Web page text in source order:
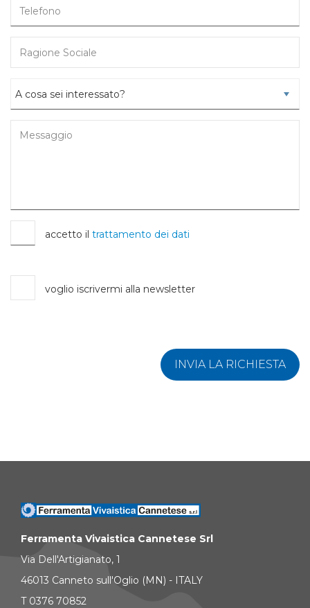
accetto il trattamento dei dati
voglio iscrivermi alla newsletter
INVIA LA RICHIESTA
Ferramenta Vivaistica Cannetese Srl
Via Dell'Artigianato, 1
46013 Canneto sull'Oglio (MN) - ITALY
T 0376 70852